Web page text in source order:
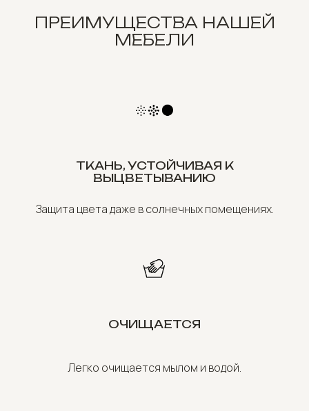
ПРЕИМУЩЕСТВА НАШЕЙ
МЕБЕЛИ
ТКАНЬ, УСТОЙЧИВАЯ К
ВЫЦВЕТЫВАНИЮ
Защита цвета даже в солнечных помещениях.
ОЧИЩАЕТСЯ
Легко очищается мылом и водой.